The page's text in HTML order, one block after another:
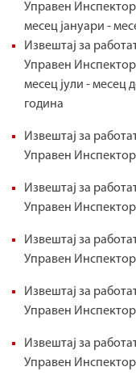
Управен
месец јануари -
Извештај за
Управен
месец јули - месец
година
Извештај за
Управен
Извештај за
Управен
Извештај за
Управен
Извештај за
Управен
Извештај за
Управен